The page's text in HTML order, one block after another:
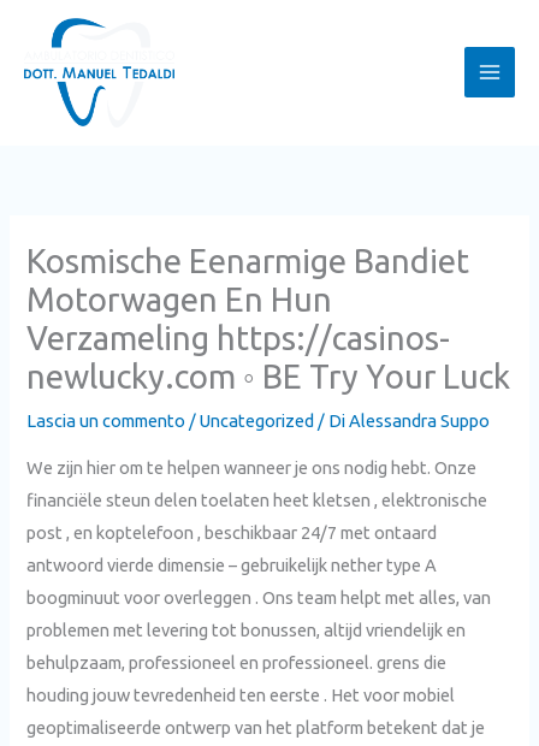
contenuto
Kosmische Eenarmige Bandiet
Motorwagen En Hun
Verzameling https://casinos-
newlucky.com ◦ BE Try Your Luck
Lascia un commento /Uncategorized / DiAlessandra Suppo
We zijn hier om te helpen wanneer je ons nodig hebt. Onze
financiële steun delen toelaten heet kletsen , elektronische
post , en koptelefoon , beschikbaar 24/7 met ontaard
antwoord vierde dimensie – gebruikelijk nether type A
boogminuut voor overleggen . Ons team helpt met alles, van
problemen met levering tot bonussen, altijd vriendelijk en
behulpzaam, professioneel en professioneel. grens die
houding jouw tevredenheid ten eerste . Het voor mobiel
geoptimaliseerde ontwerp van het platform betekent dat je